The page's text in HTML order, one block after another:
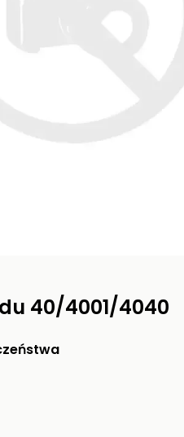
40/4001/4040